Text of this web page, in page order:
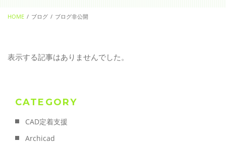
HOME ブログ ブログ非公開
表示する記事はありませんでした。
CATEGORY
CAD定着支援
Archicad